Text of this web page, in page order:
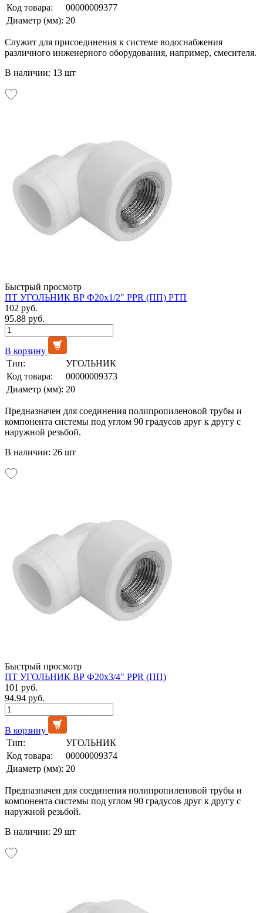
Код товара:
00000009377
Диаметр (мм): 20
Служит для присоединения к системе водоснабжения
различного инженерного оборудования, например, смесителя.
В наличии: 13 шт
Быстрый просмотр
ПТ УГОЛЬНИК ВР Ф20х1/2" PPR (ПП) РТП
102 руб.
95.88 руб.
В корзину
Тип:
УГОЛЬНИК
Код товара:
00000009373
Диаметр (мм): 20
Предназначен для соединения полипропиленовой трубы и
компонента системы под углом 90 градусов друг к другу с
наружной резьбой.
В наличии: 26 шт
Быстрый просмотр
ПТ УГОЛЬНИК ВР Ф20х3/4" PPR (ПП)
101 руб.
94.94 руб.
В корзину
Тип:
УГОЛЬНИК
Код товара:
00000009374
Диаметр (мм): 20
Предназначен для соединения полипропиленовой трубы и
компонента системы под углом 90 градусов друг к другу с
наружной резьбой.
В наличии: 29 шт